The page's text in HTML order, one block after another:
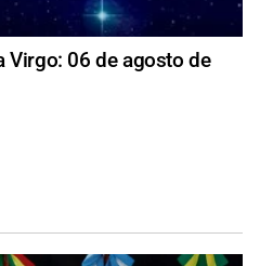
Virgo: 06 de agosto de